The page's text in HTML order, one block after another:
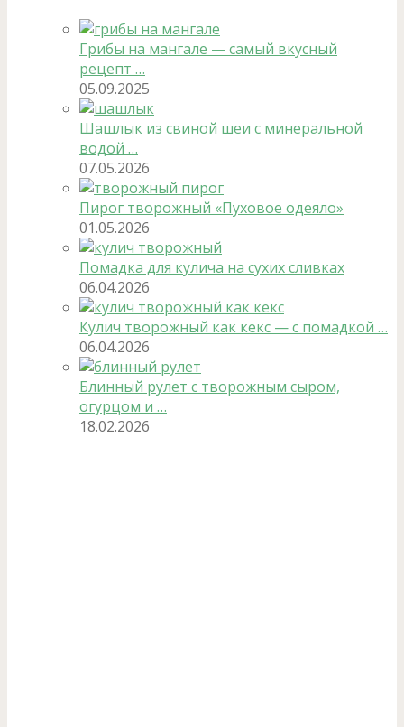
Грибы на мангале — самый вкусный
рецепт …
05.09.2025
Шашлык из свиной шеи с минеральной
водой …
07.05.2026
Пирог творожный «Пуховое одеяло»
01.05.2026
Помадка для кулича на сухих сливках
06.04.2026
Кулич творожный как кекс — с помадкой …
06.04.2026
Блинный рулет с творожным сыром,
огурцом и …
18.02.2026